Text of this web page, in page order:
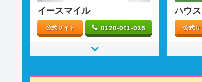
イースマイル
公式サイト 0120-091-026
ハウ
公式サ